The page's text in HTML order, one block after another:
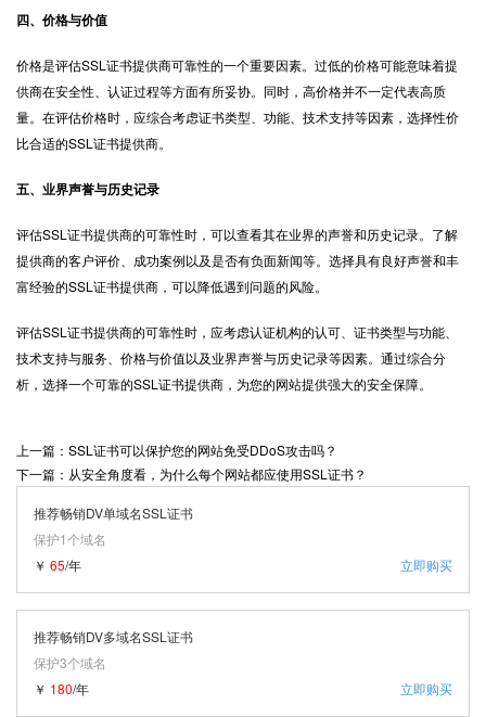
四、价格与价值
价格是评估SSL证书提供商可靠性的一个重要因素。过低的价格可能意味着提
供商在安全性、认证过程等方面有所妥协。同时，高价格并不一定代表高质
量。在评估价格时，应综合考虑证书类型、功能、技术支持等因素，选择性价
比合适的SSL证书提供商。
五、业界声誉与历史记录
评估SSL证书提供商的可靠性时，可以查看其在业界的声誉和历史记录。了解
提供商的客户评价、成功案例以及是否有负面新闻等。选择具有良好声誉和丰
富经验的SSL证书提供商，可以降低遇到问题的风险。
评估SSL证书提供商的可靠性时，应考虑认证机构的认可、证书类型与功能、
技术支持与服务、价格与价值以及业界声誉与历史记录等因素。通过综合分
析，选择一个可靠的SSL证书提供商 ，为您的网站提供强大的安全保障。
上一篇：SSL证书可以保护您的网站免受DDoS攻击吗？
下一篇：从安全角度看，为什么每个网站都应使用SSL证书？
推荐畅销DV单域名SSL证书
保护1个域名
立即购买
￥ 65/年
推荐畅销DV多域名SSL证书
保护3个域名
立即购买
￥ 180/年